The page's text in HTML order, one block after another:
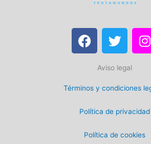
F
a
b
o
T
w
t
t
r
I
n
a
r
m
Aviso legal
Términos y condiciones
Política de privacidad
Política de cookies